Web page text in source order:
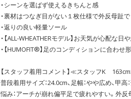
・シーンを選ばず使えるきちんと感
・裏材はつなぎ目がない１枚仕様で外反母趾
・返りの良い軽量ソール
・【ALL-WHEATHERモデル】お天気が心配な日
・【HUMOFIT®】足のコンディションに合わせ
【スタッフ着用コメント】≪スタッフK
普段着用サイズ：24.0cm、足幅：やや広め、甲高
悩み：アーチが崩れ偏平足で疲れやすい。外反